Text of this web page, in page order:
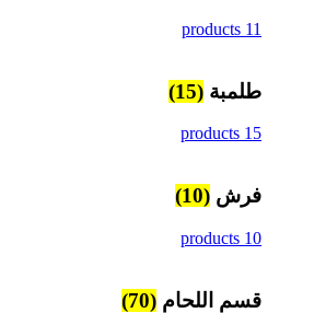
11 products
طلمبة (15)
15 products
فرش (10)
10 products
قسم اللحام (70)